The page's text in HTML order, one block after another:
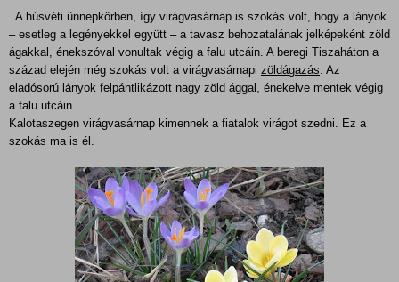
A húsvéti ünnepkörben, így virágvasárnap is szokás volt, hogy a lányok
– esetleg a legényekkel együtt – a tavasz behozatalának jelképeként zöld
ágakkal, énekszóval vonultak végig a falu utcáin. A beregi Tiszaháton a
század elején még szokás volt a virágvasárnapi zöldágazás. Az
eladósorú lányok felpántlikázott nagy zöld ággal, énekelve mentek végig
a falu utcáin.
Kalotaszegen virágvasárnap kimennek a fiatalok virágot szedni. Ez a
szokás ma is él.